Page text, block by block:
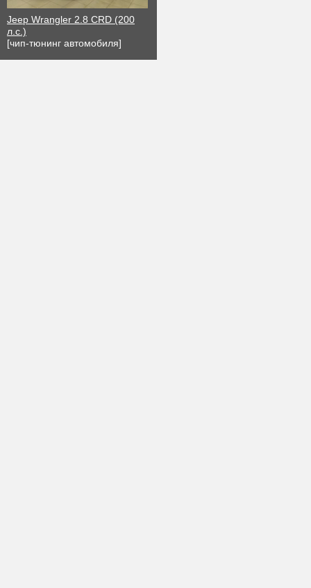
Jeep Wrangler 2.8 CRD (200
л.с.)
[чип-тюнинг автомобиля]